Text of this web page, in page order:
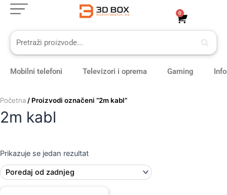
Skip
content
0
Cart
Mobilni telefoni Televizori i oprema Gaming
Početna / Proizvodi označeni “2m kabl”
2m kabl
Prikazuje se jedan rezultat